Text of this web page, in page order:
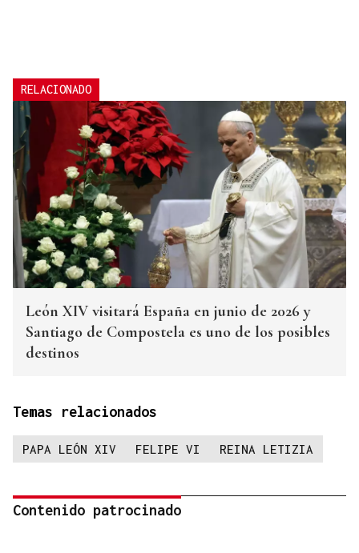
RELACIONADO
León XIV visitará España en junio de 2026 y
Santiago de Compostela es uno de los posibles
destinos
Temas relacionados
PAPA LEÓN XIV FELIPE VI REINA LETIZIA
Contenido patrocinado